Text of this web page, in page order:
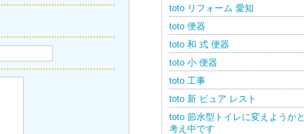
toto リフォーム 愛知
toto 便器
toto 和 式 便器
toto 小 便器
toto 工事
toto 新 ピュア レスト
toto 節水型トイレに変えようかと
考え中です